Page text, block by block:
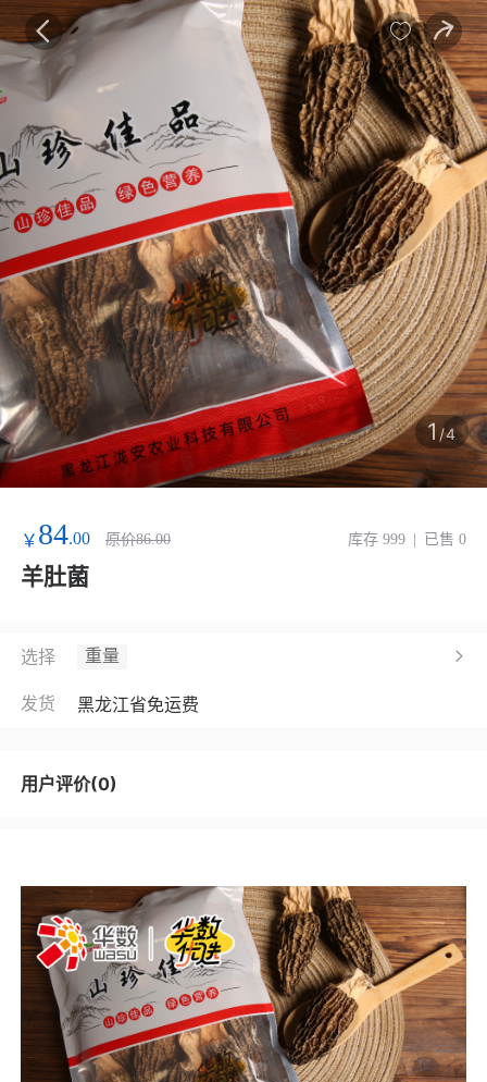
宝贝 目录 评价 详情 

1/4
￥ 84.00 原价86.00 库存 999 已售 0
羊肚菌
选择 重量
发货 黑龙江省免运费
用户评价(0)